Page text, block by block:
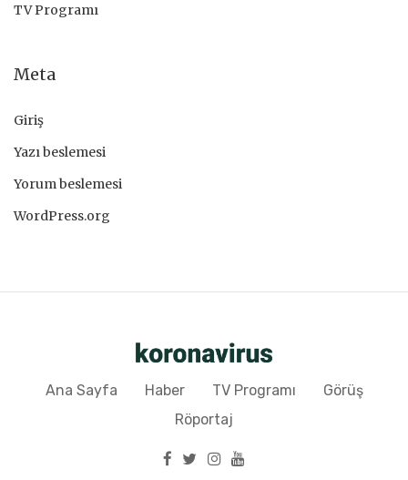
TV Programı
Meta
Giriş
Yazı beslemesi
Yorum beslemesi
WordPress.org
Ana Sayfa Haber TV Programı
Görüş
Röportaj